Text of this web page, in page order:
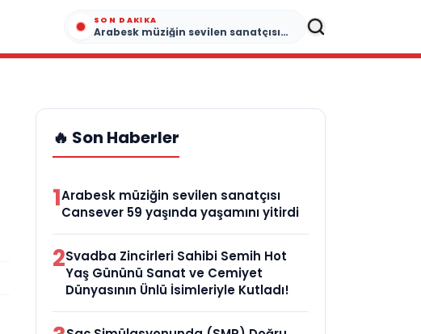
SON DAKIKA
Arabesk müziğin sevilen sanatçısı Cansever 59 yaşında yaşamını yitirdi
🔥 Son Haberler
1Arabesk müziğin sevilen sanatçısı
Cansever 59 yaşında yaşamını yitirdi
2Svadba Zincirleri Sahibi Semih Hot
Yaş Gününü Sanat ve Cemiyet
Dünyasının Ünlü İsimleriyle Kutladı!